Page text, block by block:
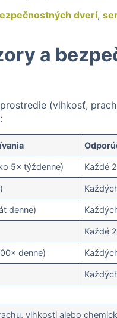
dverí,
a
(vlhkosť,
5× týždenne) Každé
denne)
Každé
denne)
vlhkosti alebo